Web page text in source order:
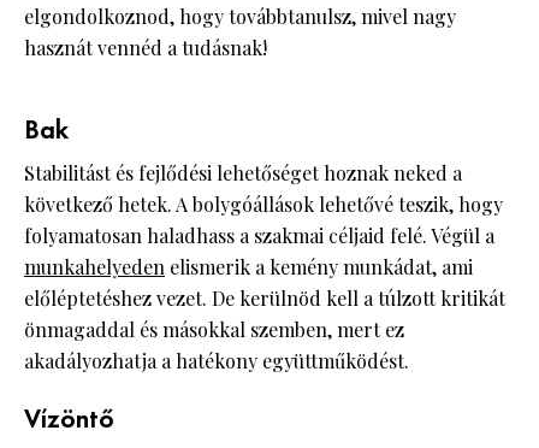
elgondolkoznod, hogy továbbtanulsz, mivel nagy
hasznát vennéd a tudásnak!
Bak
Stabilitást és fejlődési lehetőséget hoznak neked a
következő hetek. A bolygóállások lehetővé teszik, hogy
folyamatosan haladhass a szakmai céljaid felé. Végül a
munkahelyeden elismerik a kemény munkádat, ami
előléptetéshez vezet. De kerülnöd kell a túlzott kritikát
önmagaddal és másokkal szemben, mert ez
akadályozhatja a hatékony együttműködést.
Vízöntő